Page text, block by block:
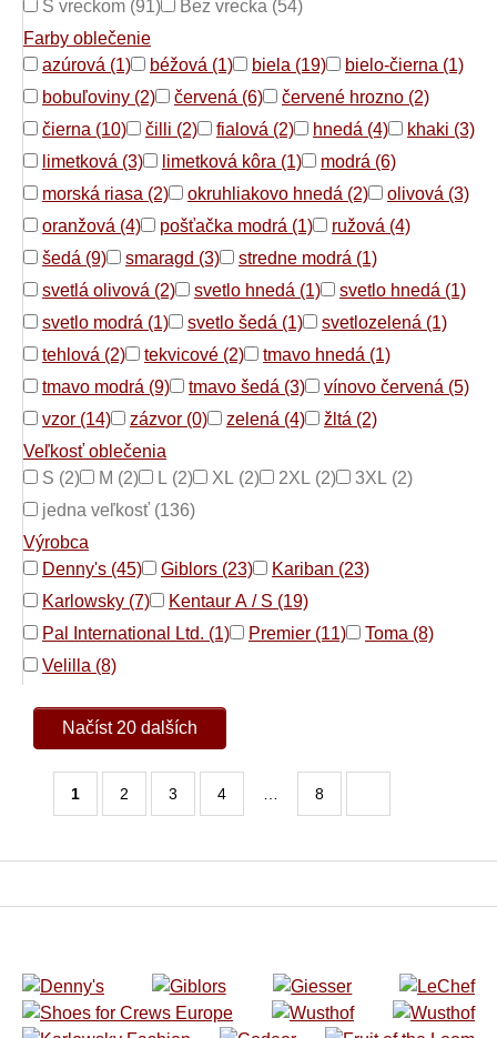
S vreckom (91)
Bez vrecka (54)
Farby oblečenie
azúrová (1)
béžová (1) biela (19)
bielo-čierna (1)
bobuľoviny (2)
červená (6)
červené hrozno (2)
čierna (10)
čilli (2) fialová (2) hnedá (4)
khaki (3)
limetková (3)
limetková kôra (1)
modrá (6)
morská riasa (2)
okruhliakovo hnedá (2)
olivová (3)
oranžová (4)
pošťačka modrá (1)
ružová (4)
šedá (9)
smaragd (3)
stredne modrá (1)
svetlá olivová (2)
svetlo hnedá (1)
svetlo hnedá (1)
svetlo modrá (1)
svetlo šedá (1)
svetlozelená (1)
tehlová (2)
tekvicové (2)
tmavo hnedá (1)
tmavo modrá (9)
tmavo šedá (3)
vínovo červená (5)
vzor (14)
zázvor (0) zelená (4)
žltá (2)
Veľkosť oblečenia
S (2)
M (2) L (2) XL (2) 2XL (2)
3XL (2)
jedna veľkosť (136)
Výrobca
Denny's (45)
Giblors (23)
Kariban (23)
Karlowsky (7)
Kentaur A / S (19)
Pal International Ltd. (1)
Premier (11)
Toma (8)
Velilla (8)
Načíst 20 dalších
1 2 3 4 8